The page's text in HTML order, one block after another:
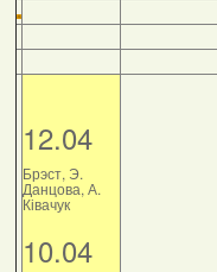
12.04
Брэст, Э.
Данцова, А.
Ківачук
10.04